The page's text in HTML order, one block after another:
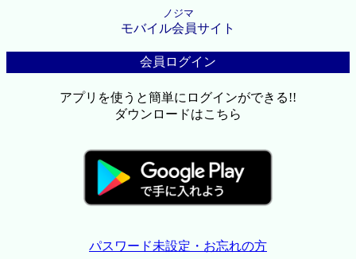
ノジマ
モバイル会員サイト
会員ログイン
アプリを使うと簡単にログインができる!!
ダウンロードはこちら
パスワード未設定・お忘れの方